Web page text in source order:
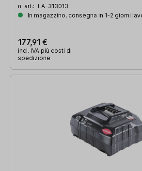
n. art.: LA-313013
In magazzino, consegna in 1-2 giorni
177,91 €
incl. IVA più costi di
spedizione